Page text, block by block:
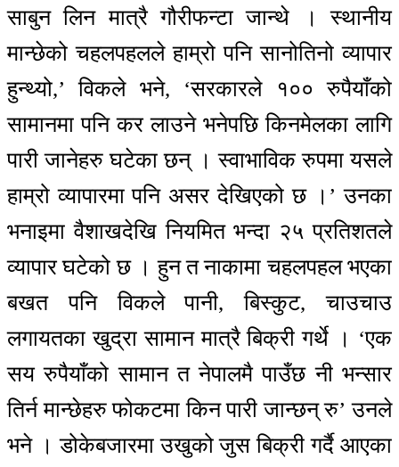
साबुन लिन मात्रै गौरीफन्टा जान्थे । स्थानीय
मान्छेको चहलपहलले हाम्रो पनि सानोतिनो व्यापार
हुन्थ्यो,’ विकले भने, ‘सरकारले १०० रुपैयाँको
सामानमा पनि कर लाउने भनेपछि किनमेलका लागि
पारी जानेहरु घटेका छन् । स्वाभाविक रुपमा यसले
हाम्रो व्यापारमा पनि असर देखिएको छ ।’ उनका
भनाइमा वैशाखदेखि नियमित भन्दा २५ प्रतिशतले
व्यापार घटेको छ । हुन त नाकामा चहलपहल भएका
बखत पनि विकले पानी, बिस्कुट, चाउचाउ
लगायतका खुद्रा सामान मात्रै बिक्री गर्थे । ‘एक
सय रुपैयाँको सामान त नेपालमै पाउँछ नी भन्सार
तिर्न मान्छेहरु फोकटमा किन पारी जान्छन् रु’ उनले
भने । डोकेबजारमा उखुको जुस बिक्री गर्दै आएका